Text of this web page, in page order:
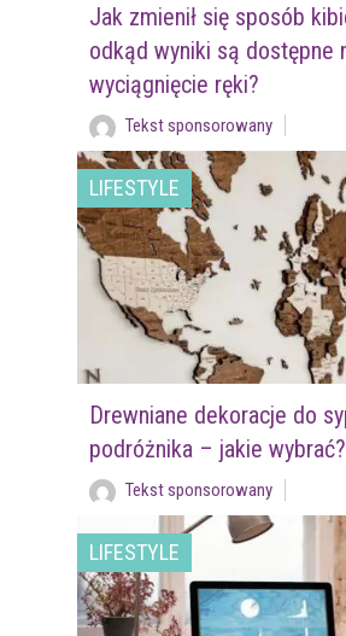
Jak zmienił się sposób
odkąd wyniki są dostępne
wyciągnięcie ręki?
Tekst sponsorowany
LIFESTYLE
Drewniane dekoracje do
podróżnika – jakie wybrać?
Tekst sponsorowany
LIFESTYLE